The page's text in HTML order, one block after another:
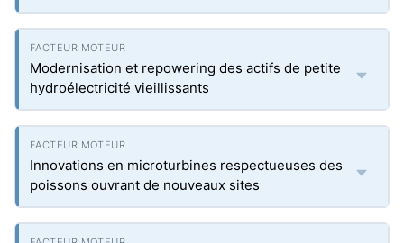
Modernisation et repowering des actifs de petite
hydroélectricité vieillissants
Innovations en microturbines respectueuses des
poissons ouvrant de nouveaux sites